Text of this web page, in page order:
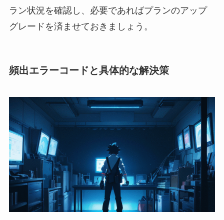
ラン状況を確認し、必要であればプランのアップ
グレードを済ませておきましょう。
頻出エラーコードと具体的な解決策